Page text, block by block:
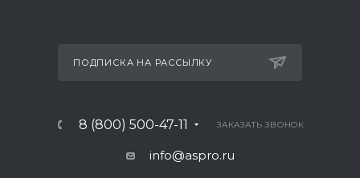
ПОДПИСКА НА РАССЫЛКУ
8 (800) 500-47-11 ЗАКАЗАТЬ ЗВОНОК
info@aspro.ru